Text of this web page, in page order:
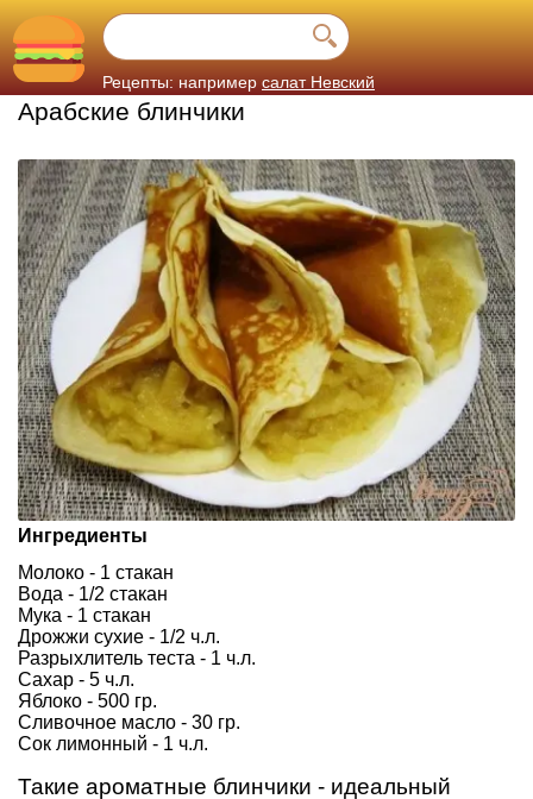
Рецепты: например салат Невский
Арабские блинчики
Ингредиенты
Молоко - 1 стакан
Вода - 1/2 стакан
Мука - 1 стакан
Дрожжи сухие - 1/2 ч.л.
Разрыхлитель теста - 1 ч.л.
Сахар - 5 ч.л.
Яблоко - 500 гр.
Сливочное масло - 30 гр.
Сок лимонный - 1 ч.л.
Такие ароматные блинчики - идеальный